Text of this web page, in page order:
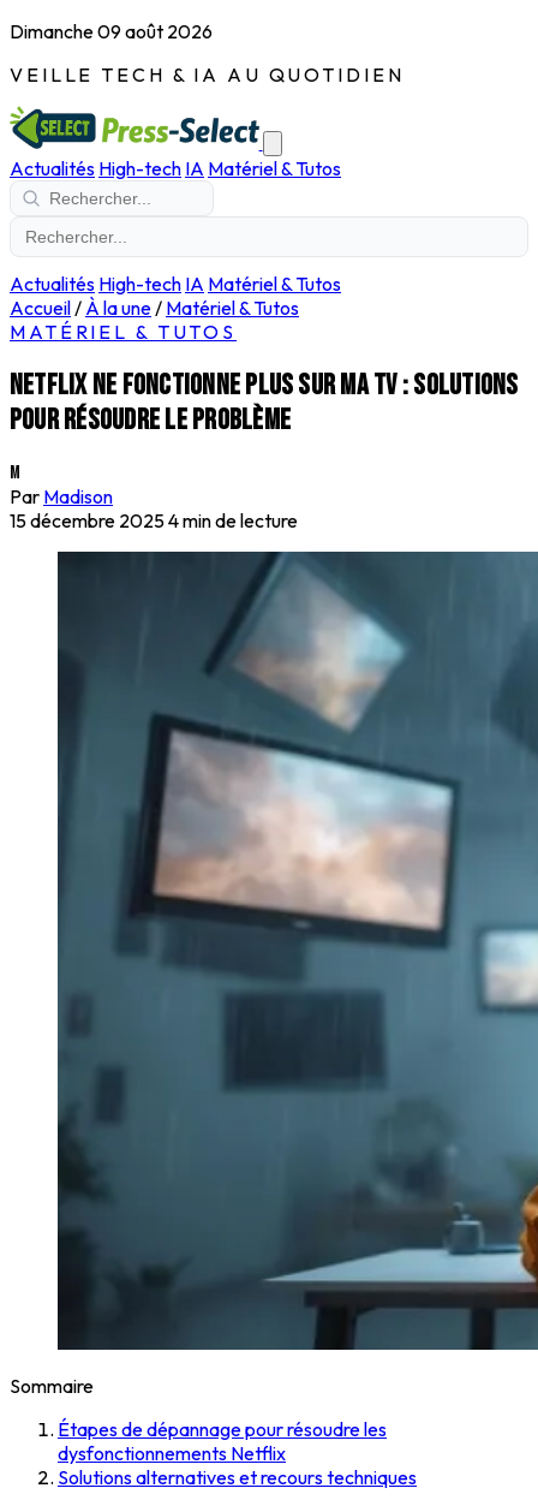
Dimanche 09 août 2026
VEILLE TECH & IA AU QUOTIDIEN
Actualités High-tech IA Matériel & Tutos
Actualités High-tech IA Matériel & Tutos
Accueil/ À la une/ Matériel & Tutos
MATÉRIEL & TUTOS
Netflix ne fonctionne plus sur ma TV : solutions
pour résoudre le problème
M
Par Madison
15 décembre 20254 min de lecture
Sommaire
Étapes de dépannage pour résoudre les
dysfonctionnements Netflix
Solutions alternatives et recours techniques